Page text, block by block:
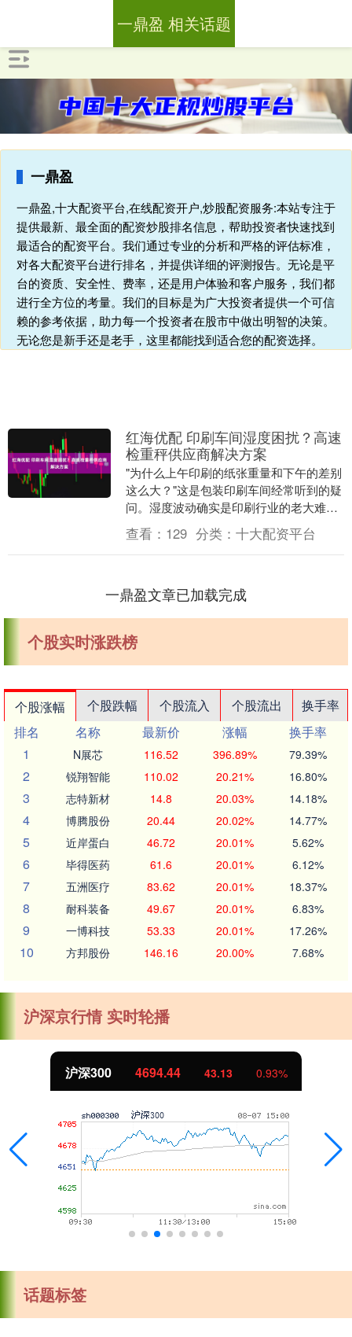
一鼎盈
一鼎盈,十大配资平台,在线配资开户,炒股配资服务:本站专注于
提供最新、最全面的配资炒股排名信息，帮助投资者快速找到
最适合的配资平台。我们通过专业的分析和严格的评估标准，
对各大配资平台进行排名，并提供详细的评测报告。无论是平
台的资质、安全性、费率，还是用户体验和客户服务，我们都
进行全方位的考量。我们的目标是为广大投资者提供一个可信
赖的参考依据，助力每一个投资者在股市中做出明智的决策。
无论您是新手还是老手，这里都能找到适合您的配资选择。
一鼎盈 相关话题
红海优配 印刷车间湿度困扰？高速
检重秤供应商解决方案
"为什么上午印刷的纸张重量和下午的差别
这么大？"这是包装印刷车间经常听到的疑
问。湿度波动确实是印刷行业的老大难问
题，直接影响纸张重量和油墨用量的精准
控制。您是否....
查看： 129 分类： 十大配资平台
一鼎盈文章已加载完成
个股实时涨跌榜
个股涨幅 个股跌幅 个股流入 个股流出
换手率
排名
名称 最新价 涨幅
换手率
1
N展芯 116.52 396.89% 79.39%
2 锐翔智能 110.02 20.21% 16.80%
3 志特新材 14.8 20.03% 14.18%
4 博腾股份 20.44 20.02% 14.77%
5 近岸蛋白 46.72 20.01% 5.62%
6 毕得医药 61.6 20.01% 6.12%
7 五洲医疗 83.62 20.01% 18.37%
8 耐科装备 49.67 20.01% 6.83%
9 一博科技 53.33 20.01% 17.26%
10 方邦股份 146.16 20.00% 7.68%
沪深京行情 实时轮播
沪深300 4694.44 43.13 0.93%
话题标签